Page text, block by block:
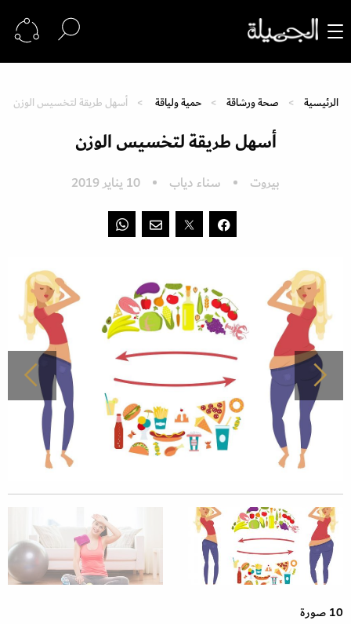
الرئيسية صحة ورشاقة حمية ولياقة أسهل طريقة لتخسيس الوزن
أسهل طريقة لتخسيس الوزن
بيروت سناء دياب 10 يناير 2019
10 صورة